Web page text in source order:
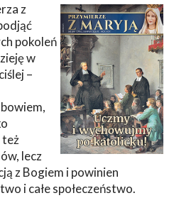
z
pokoleń
w
–
też
lecz
z Bogiem i powinien
i całe społeczeństwo.